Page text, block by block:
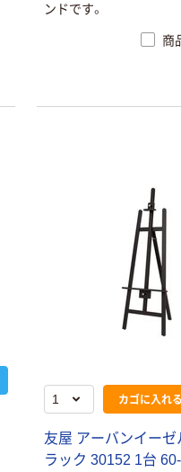
ンドです。
商
カゴに入れる
友屋 アーバンイーゼ
ラック 30152 1台